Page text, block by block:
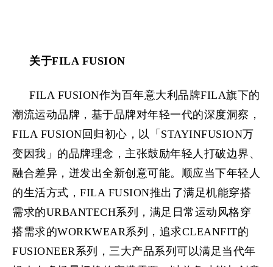
关于FILA FUSION
FILA FUSION作为百年意大利品牌FILA旗下的
潮流运动品牌，基于品牌对年轻一代的深度洞察，
FILA FUSION回归初心，以「STAYINFUSION万
变因我」的品牌理念，主张鼓励年轻人打破边界、
融合差异，迸发出全新创意可能。顺应当下年轻人
的生活方式，FILA FUSION推出了满足机能穿搭
需求的URBANTECH系列，满足日常运动风格穿
搭需求的WORKWEAR系列，追求CLEANFIT的
FUSIONEER系列，三大产品系列可以满足当代年